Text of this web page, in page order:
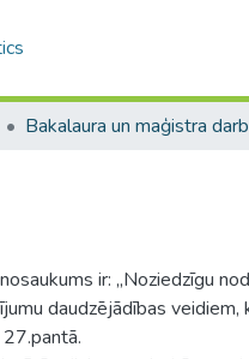
ir: „Noziedzīgu
daudzējādības